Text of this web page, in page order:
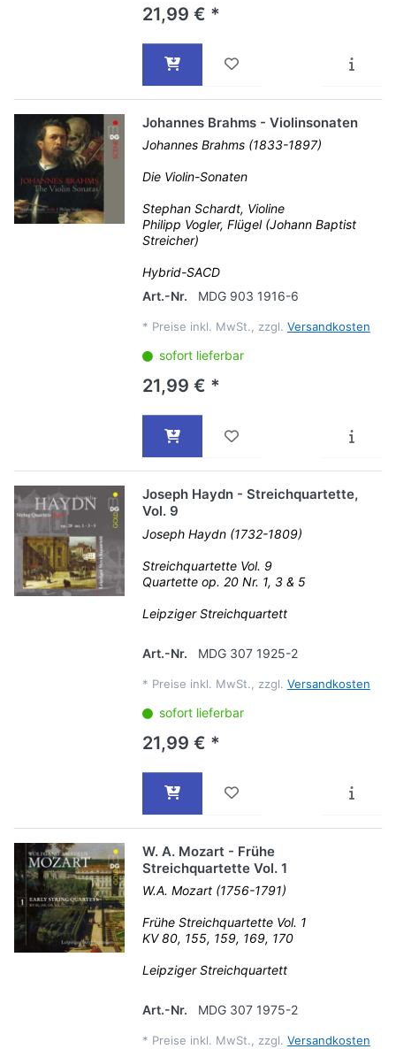
21,99 € *
Johannes Brahms - Violinsonaten
Johannes Brahms (1833-1897)
Die Violin-Sonaten
Stephan Schardt, Violine
Philipp Vogler, Flügel (Johann Baptist
Streicher)
Hybrid-SACD
Art.-Nr.
MDG 903 1916-6
* Preise inkl. MwSt., zzgl. Versandkosten
sofort lieferbar
21,99 € *
Joseph Haydn - Streichquartette,
Vol. 9
Joseph Haydn (1732-1809)
Streichquartette Vol. 9
Quartette op. 20 Nr. 1, 3 & 5
Leipziger Streichquartett
Art.-Nr. MDG 307 1925-2
* Preise inkl. MwSt., zzgl. Versandkosten
sofort lieferbar
21,99 € *
W. A. Mozart - Frühe
Streichquartette Vol. 1
W.A. Mozart (1756-1791)
Frühe Streichquartette Vol. 1
KV 80, 155, 159, 169, 170
Leipziger Streichquartett
Art.-Nr. MDG 307 1975-2
* Preise inkl. MwSt., zzgl. Versandkosten